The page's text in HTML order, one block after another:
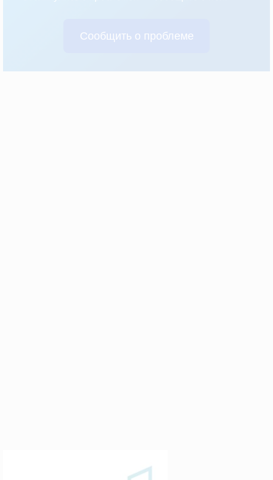
Сообщить о проблеме